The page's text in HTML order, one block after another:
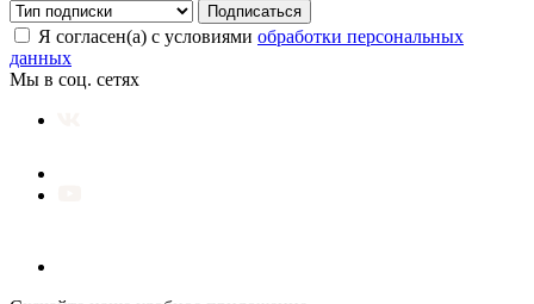
Подписаться
Я согласен(а) с условиями обработки персональных
данных
Мы в соц. сетях